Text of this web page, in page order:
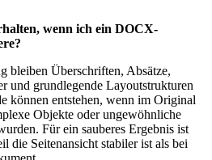
wenn ich ein DOCX-
bleiben Überschriften, Absätze,
und grundlegende Layoutstrukturen
können entstehen, wenn im Original
Objekte oder ungewöhnliche
Für ein sauberes Ergebnis ist
die Seitenansicht stabiler ist als bei